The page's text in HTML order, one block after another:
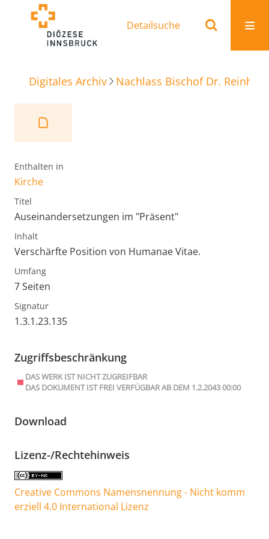
Detailsuche
Digitales Archiv Nachlass Bischof Dr.
Enthalten in
Kirche
Titel
Auseinandersetzungen im "Präsent"
Inhalt
Verschärfte Position von Humanae Vitae.
Umfang
7 Seiten
Signatur
1.3.1.23.135
Zugriffsbeschränkung
DAS WERK IST NICHT ZUGREIFBAR
DAS DOKUMENT IST FREI VERFÜGBAR AB DEM 1.2.2043 00:00
Download
Lizenz-/Rechtehinweis
Creative Commons Namensnennung - Nicht komm
erziell 4.0 International Lizenz